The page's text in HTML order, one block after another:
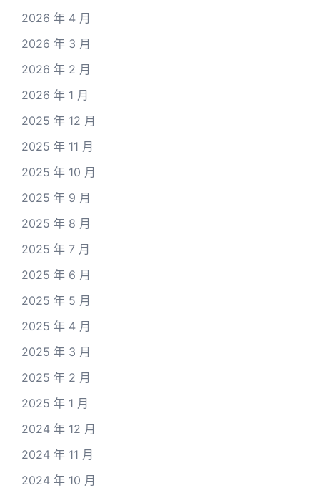
2026 年 4 月
2026 年 3 月
2026 年 2 月
2026 年 1 月
2025 年 12 月
2025 年 11 月
2025 年 10 月
2025 年 9 月
2025 年 8 月
2025 年 7 月
2025 年 6 月
2025 年 5 月
2025 年 4 月
2025 年 3 月
2025 年 2 月
2025 年 1 月
2024 年 12 月
2024 年 11 月
2024 年 10 月